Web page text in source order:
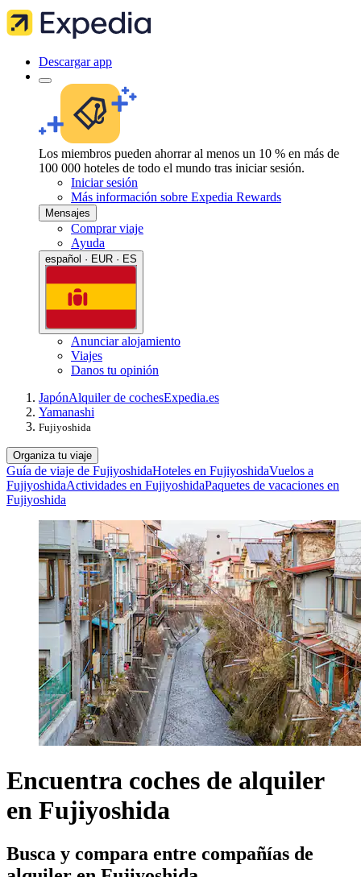
Descargar app
Los miembros pueden ahorrar al menos un 10 % en más de
100 000 hoteles de todo el mundo tras iniciar sesión.
Iniciar sesión
Más información sobre Expedia Rewards
Mensajes
Comprar viaje
Ayuda
español · EUR · ES
Anunciar alojamiento
Viajes
Danos tu opinión
JapónAlquiler de cochesExpedia.es
Yamanashi
Fujiyoshida
Organiza tu viaje
Guía de viaje de FujiyoshidaHoteles en FujiyoshidaVuelos a
FujiyoshidaActividades en FujiyoshidaPaquetes de vacaciones en
Fujiyoshida
Encuentra coches de alquiler
en Fujiyoshida
Busca y compara entre compañías de